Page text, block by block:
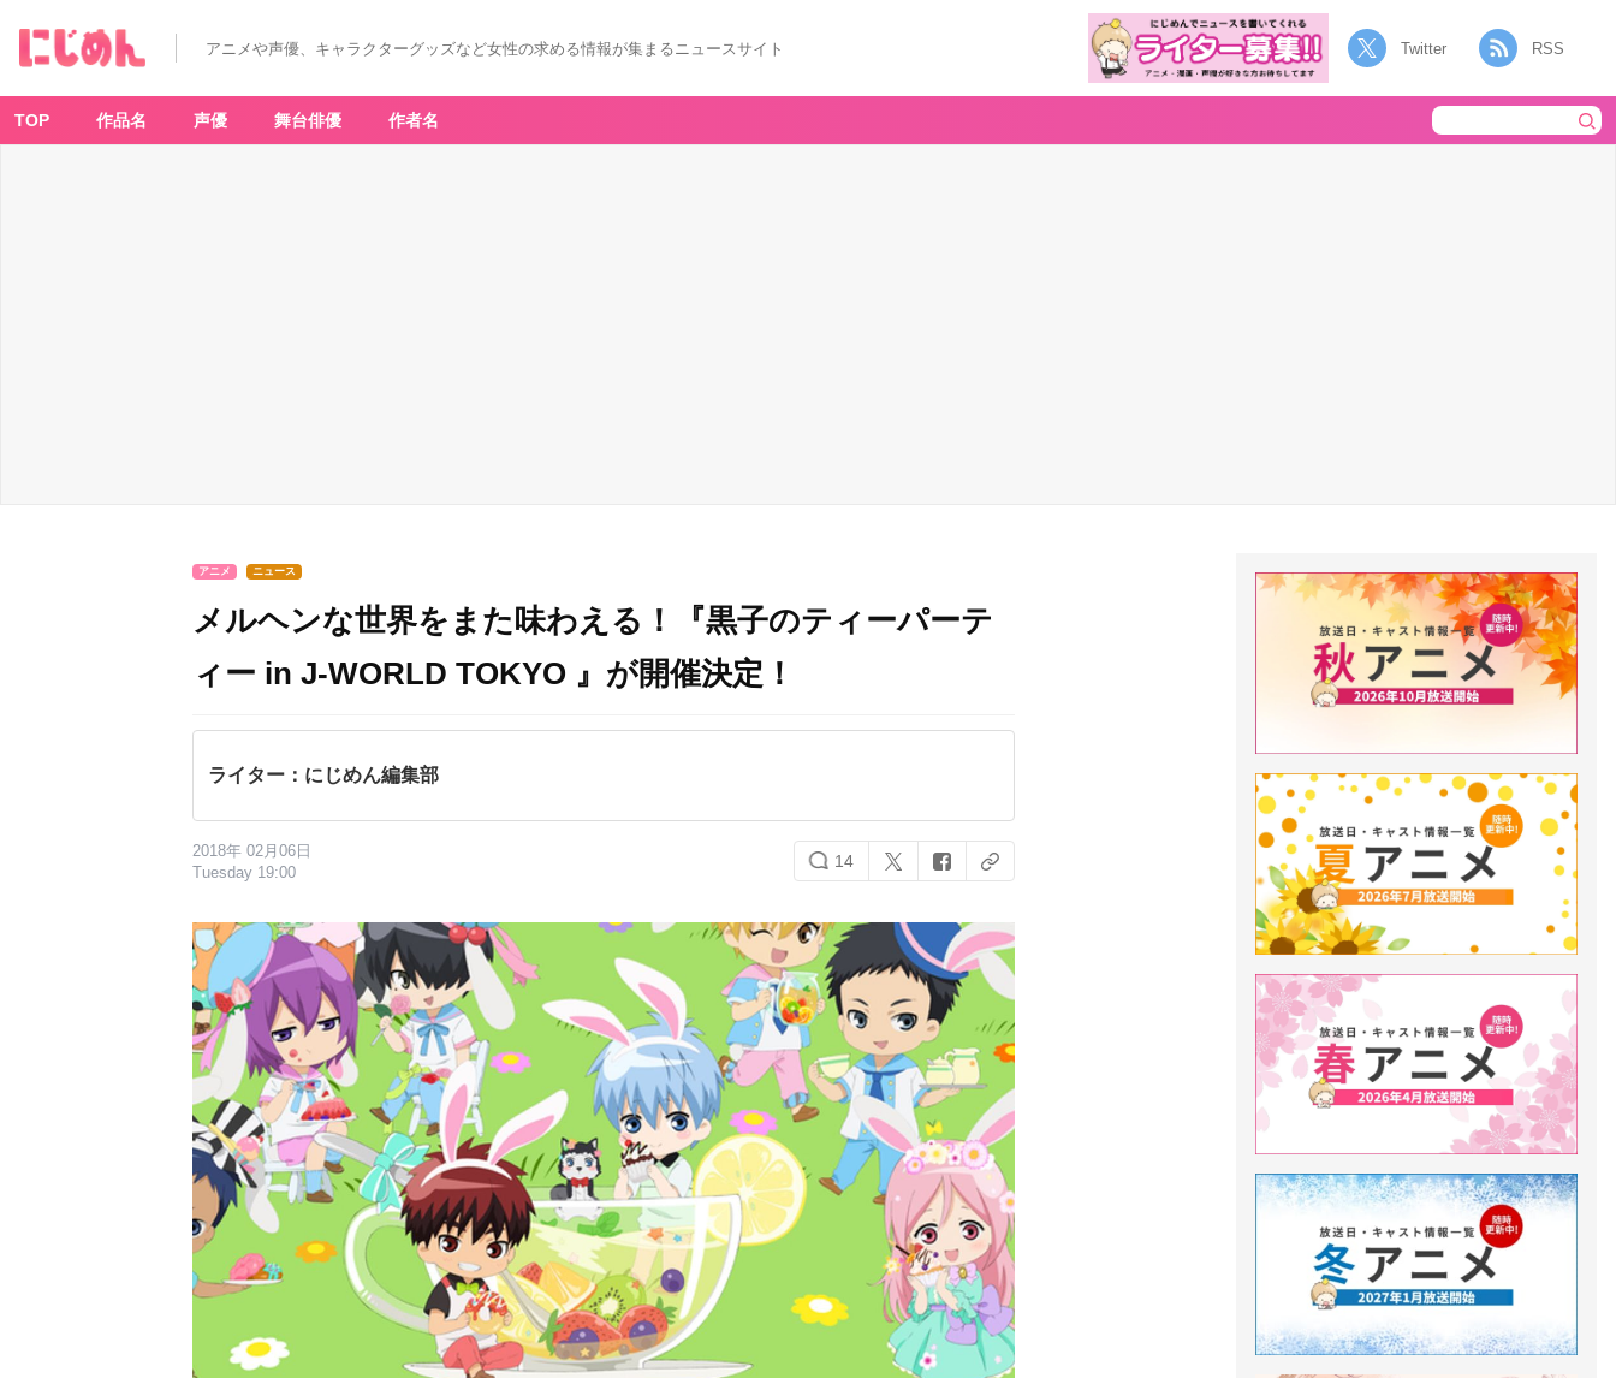
アニメや声優、キャラクターグッズなど女性の求める情報が集まるニュースサイト Twitter RSS
TOP 作品名 声優 舞台俳優 作者名
アニメ ニュース
メルヘンな世界をまた味わえる！『黒子のティーパーテ
ィー in J-WORLD TOKYO 』が開催決定！
ライター：にじめん編集部
2018年 02月06日
Tuesday 19:00
14